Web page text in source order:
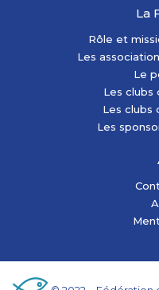
La
Rôle et
Les
Le
Les clubs
Les clubs
Les